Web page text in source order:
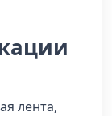
лента,